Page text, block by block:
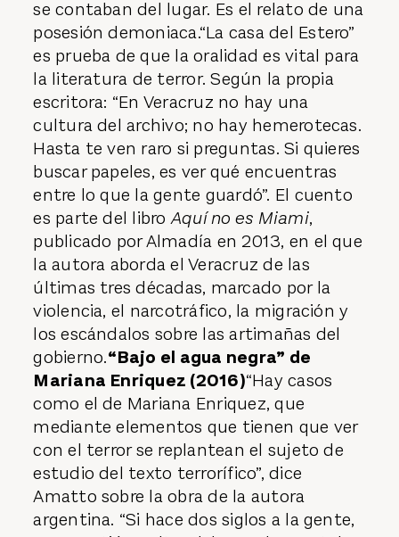
se contaban del lugar. Es el relato de una
posesión demoniaca.“La casa del Estero”
es prueba de que la oralidad es vital para
la literatura de terror. Según la propia
escritora: “En Veracruz no hay una
cultura del archivo; no hay hemerotecas.
Hasta te ven raro si preguntas. Si quieres
buscar papeles, es ver qué encuentras
entre lo que la gente guardó”. El cuento
es parte del libroAquí no es Miami,
publicado por Almadía en 2013, en el que
la autora aborda el Veracruz de las
últimas tres décadas, marcado por la
violencia, el narcotráfico, la migración y
los escándalos sobre las artimañas del
gobierno.“Bajo el agua negra” de
Mariana Enriquez (2016)“Hay casos
como el de Mariana Enriquez, que
mediante elementos que tienen que ver
con el terror se replantean el sujeto de
estudio del texto terrorífico”, dice
Amatto sobre la obra de la autora
argentina. “Si hace dos siglos a la gente,